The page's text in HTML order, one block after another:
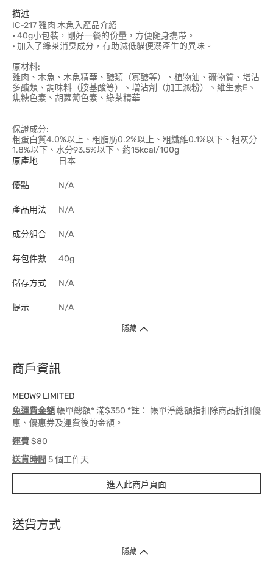
描述
IC-217 雞肉 木魚入產品介紹
• 40g小包裝，剛好一餐的份量，方便隨身擕帶。
• 加入了綠茶消臭成分，有助減低貓便溺產生的異味。
原材料:
雞肉、木魚、木魚精華、醣類（寡醣等）、植物油、礦物質、增沾
多醣類、調味料（胺基酸等）、增沾劑（加工澱粉）、維生素E、
焦糖色素、胡蘿蔔色素、綠茶精華
保證成分:
粗蛋白質4.0%以上、粗脂肪0.2%以上、粗纖維0.1%以下、粗灰分
1.8%以下、水分93.5%以下、約15kcal/100g
原產地
日本
優點 N/A
產品用法 N/A
成分組合 N/A
每包件數 40g
儲存方式 N/A
提示 N/A
隱藏
商戶資訊
MEOW9 LIMITED
免運費金額 帳單總額* 滿$350 *註： 帳單淨總額指扣除商品折扣優
惠、優惠券及運費後的金額。
運費$80
送貨時間 5 個工作天
進入此商戶頁面
送貨方式
1. 送貨到府（受衛生署條例規管產品除外 ）
隱藏